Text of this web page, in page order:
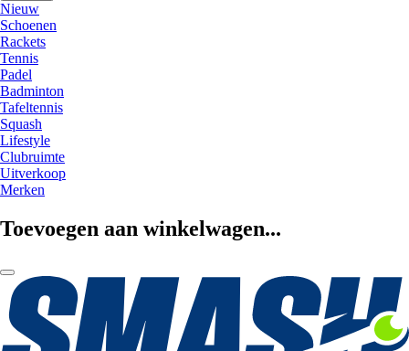
Nieuw
Schoenen
Rackets
Tennis
Padel
Badminton
Tafeltennis
Squash
Lifestyle
Clubruimte
Uitverkoop
Merken
Toevoegen aan winkelwagen...